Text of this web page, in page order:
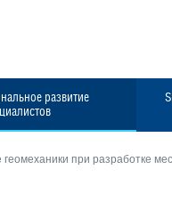
развитие
при разработке